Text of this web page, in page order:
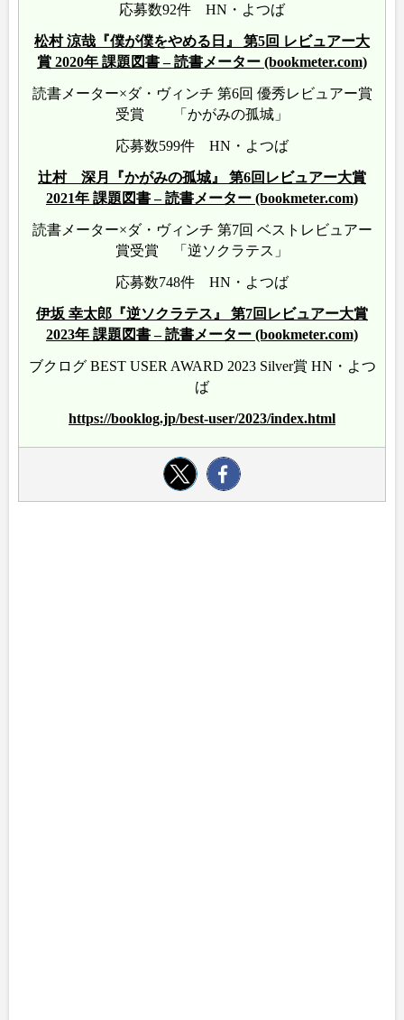
応募数92件 HN・よつば
松村 涼哉『僕が僕をやめる日』 第5回 レビュアー大
賞 2020年 課題図書 – 読書メーター (bookmeter.com)
読書メーター×ダ・ヴィンチ 第6回 優秀レビュアー賞
受賞 「かがみの孤城」
応募数599件 HN・よつば
辻村 深月『かがみの孤城』 第6回レビュアー大賞
2021年 課題図書 – 読書メーター (bookmeter.com)
読書メーター×ダ・ヴィンチ 第7回 ベストレビュアー
賞受賞 「逆ソクラテス」
応募数748件 HN・よつば
伊坂 幸太郎『逆ソクラテス』 第7回レビュアー大賞
2023年 課題図書 – 読書メーター (bookmeter.com)
ブクログ BEST USER AWARD 2023 Silver賞 HN・よつ
ば
https://booklog.jp/best-user/2023/index.html